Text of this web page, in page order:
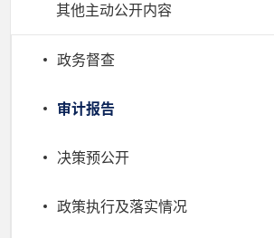
其他主动公开内容
政务督查
审计报告
决策预公开
政策执行及落实情况